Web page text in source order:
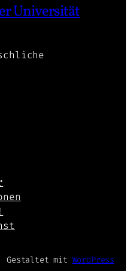
Universität
Gestaltet mit WordPress